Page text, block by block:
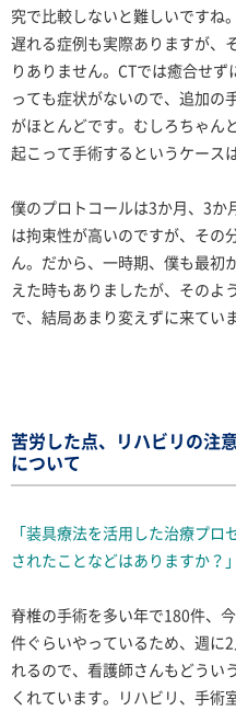
究で比較しないと難しいですね
遅れる症例も実際ありますが、
りありません。CTでは癒合せ
っても症状がないので、追加の
がほとんどです。むしろちゃん
起こって手術するというケース
僕のプロトコールは3か月、3か
は拘束性が高いのですが、その
ん。だから、一時期、僕も最初
えた時もありましたが、そのよ
で、結局あまり変えずに来ていま
苦労した点、リハビリの注
について
「装具療法を活用した治療プ
されたことなどはありますか？」
脊椎の手術を多い年で180件、
件ぐらいやっているため、週に
れるので、看護師さんもどうい
くれています。リハビリ、手術